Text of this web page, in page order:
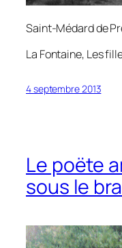
Saint-Médard de
La Fontaine, Les
4 septembre 2013
Le poëte
sous le